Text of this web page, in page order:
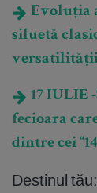
Evoluția
siluetă
17 IULIE
fecioara
dintre cei
Destinul